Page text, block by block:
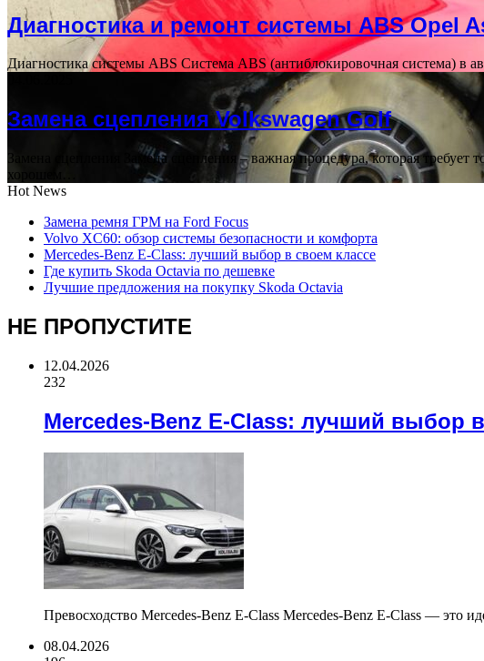
Диагностика и ремонт системы ABS Opel
Диагностика системы ABS Система ABS (антиблокировочная система) в
Замена сцепления Volkswagen Golf
Замена сцепления Замена сцепления – важная процедура, которая
хорошем…
Hot News
Замена ремня ГРМ на Ford Focus
Volvo XC60: обзор системы безопасности и комфорта
Mercedes-Benz E-Class: лучший выбор в своем классе
Где купить Skoda Octavia по дешевке
Лучшие предложения на покупку Skoda Octavia
НЕ ПРОПУСТИТЕ
12.04.2026
232
Mercedes-Benz E-Class: лучший выбор
Превосходство Mercedes-Benz E-Class Mercedes-Benz E-Class — это
08.04.2026